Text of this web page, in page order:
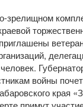
зрелищном
войны
края